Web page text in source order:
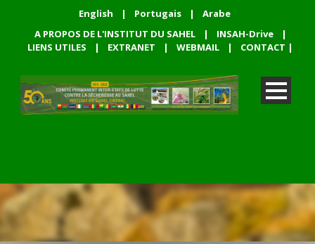
English | Portugais |
Arabe
A PROPOS DE L'INSTITUT DU SAHEL
| INSAH-Drive
|
LIENS UTILES
| EXTRANET | WEBMAIL | CONTACT |